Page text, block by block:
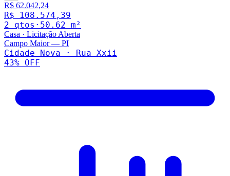
R$ 62.042,24
R$ 108.574,39
2 qtos · 50.62 m²
Casa · Licitação Aberta
Campo Maior— PI
Cidade Nova · Rua Xxii
43% OFF